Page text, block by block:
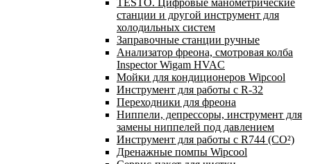
TESTO. Цифровые манометрические
станции и другой инструмент для
холодильных систем
Заправочные станции ручные
Анализатор фреона, смотровая колба
Inspector Wigam HVAC
Мойки для кондиционеров Wipcool
Инструмент для работы с R-32
Переходники для фреона
Ниппели, депрессоры, инструмент для
замены ниппелей под давлением
Инструмент для работы с R744 (CO²)
Дренажные помпы Wipcool